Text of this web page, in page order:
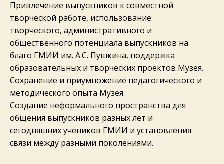
Привлечение выпускников к совместной
творческой работе, использование
творческого, административного и
общественного потенциала выпускников на
благо ГМИИ им. А.С. Пушкина, поддержка
образовательных и творческих проектов Музея.
Сохранение и приумножение педагогического и
методического опыта Музея.
Создание неформального пространства для
общения выпускников разных лет и
сегодняшних учеников ГМИИ и установления
связи между разными поколениями.